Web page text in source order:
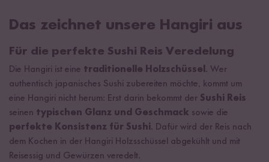
Das zeichnet unsere Hangiri aus
Für die perfekte Sushi Reis Veredelung
Die Hangiri ist eine traditionelle Holzschüssel . Wer
authentisch japanisches Sushi zubereiten möchte, kommt um
eine Hangiri nicht herum: Erst darin bekommt der Sushi Reis
seinen typischen Glanz und Geschmack sowie die
perfekte Konsistenz für Sushi. Dafür wird der Reis nach
dem Kochen in der Hangiri Holzsschüssel abgekühlt und mit
Reisessig und Gewürzen veredelt.